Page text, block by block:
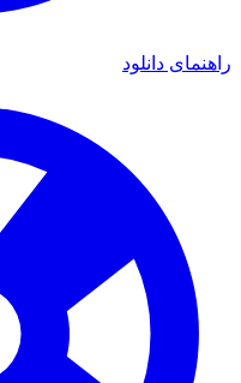
دانلود